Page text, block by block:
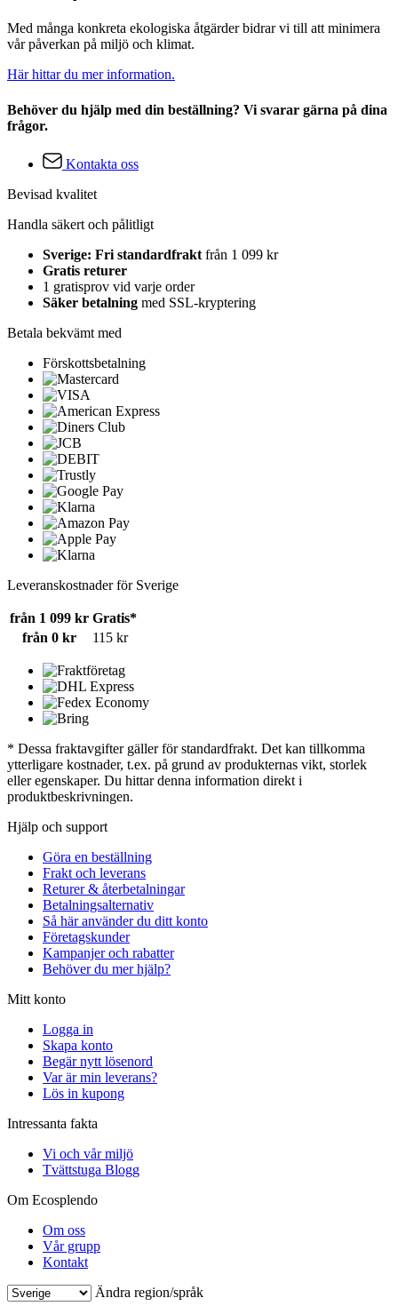
Med många konkreta ekologiska åtgärder bidrar vi till att minimera
vår påverkan på miljö och klimat.
Här hittar du mer information.
Behöver du hjälp med din beställning? Vi svarar gärna på dina
frågor.
Kontakta oss
Bevisad kvalitet
Handla säkert och pålitligt
Sverige: Fri standardfrakt från 1 099 kr
Gratis returer
1 gratisprov vid varje order
Säker betalning med SSL-kryptering
Betala bekvämt med
Förskottsbetalning
Leveranskostnader för Sverige
från 1 099 kr Gratis*
från 0 kr
115 kr
* Dessa fraktavgifter gäller för standardfrakt. Det kan tillkomma
ytterligare kostnader, t.ex. på grund av produkternas vikt, storlek
eller egenskaper. Du hittar denna information direkt i
produktbeskrivningen.
Hjälp och support
Göra en beställning
Frakt och leverans
Returer & återbetalningar
Betalningsalternativ
Så här använder du ditt konto
Företagskunder
Kampanjer och rabatter
Behöver du mer hjälp?
Mitt konto
Logga in
Skapa konto
Begär nytt lösenord
Var är min leverans?
Lös in kupong
Intressanta fakta
Vi och vår miljö
Tvättstuga Blogg
Om Ecosplendo
Om oss
Vår grupp
Kontakt
Ändra region/språk